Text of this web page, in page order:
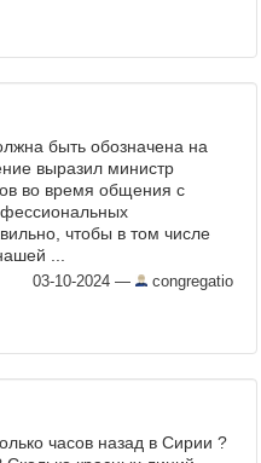
быть обозначена на
выразил министр
во время общения с
чтобы в том числе
...
03-10-2024 — congregatio
часов назад в Сирии ?